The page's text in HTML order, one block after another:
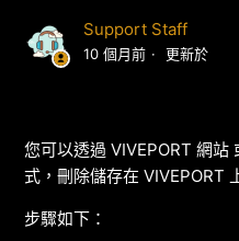
Support Staff
10 個月前 更新於
您可以透過 VIVEPORT 網站
式，刪除儲存在 VIVEPORT
步驟如下：